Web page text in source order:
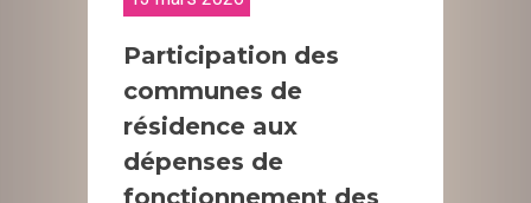
Participation des
communes de
résidence aux
dépenses de